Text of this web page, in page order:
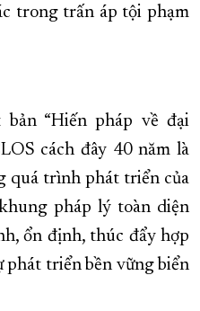
trong trấn áp tội phạm
“Hiến pháp về đại
cách đây 40 năm là
quá trình phát triển của
pháp lý toàn diện
ổn định, thúc đẩy hợp
phát triển bền vững biển